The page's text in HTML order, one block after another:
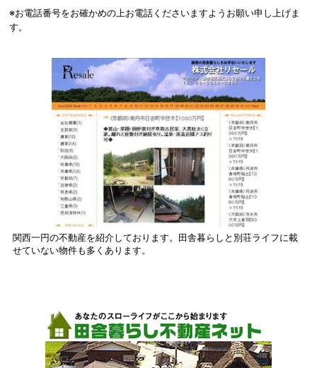
※お電話番号をお確かめの上お電話くださいますようお願い申し上げま
す。
関西一円の不動産を紹介しております。田舎暮らしと別荘ライフに載
せていない物件も多くあります。